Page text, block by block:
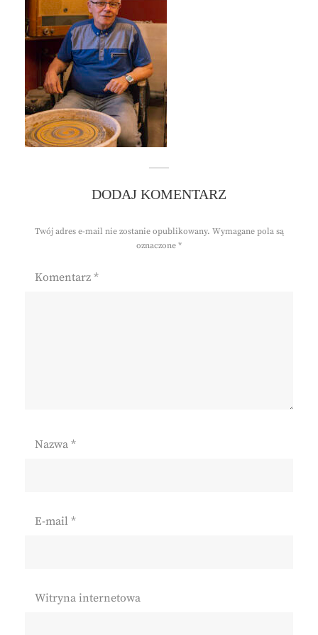
DODAJ KOMENTARZ
Twój adres e-mail nie zostanie opublikowany. Wymagane pola są
oznaczone *
Komentarz *
Nazwa *
E-mail *
Witryna internetowa